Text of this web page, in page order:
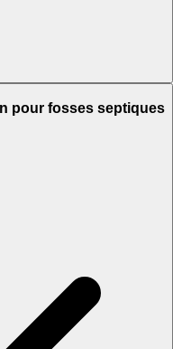
pour fosses septiques